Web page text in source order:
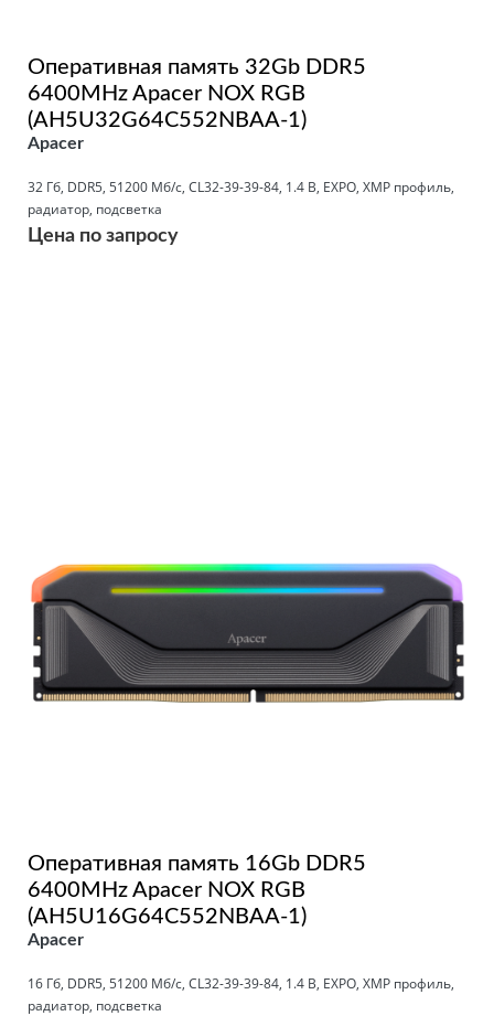
Оперативная память 32Gb DDR5
6400MHz Apacer NOX RGB
(AH5U32G64C552NBAA-1)
Apacer
32 Гб, DDR5, 51200 Мб/с, CL32-39-39-84, 1.4 В, EXPO, XMP профиль,
радиатор, подсветка
Цена по запросу
Оперативная память 16Gb DDR5
6400MHz Apacer NOX RGB
(AH5U16G64C552NBAA-1)
Apacer
16 Гб, DDR5, 51200 Мб/с, CL32-39-39-84, 1.4 В, EXPO, XMP профиль,
радиатор, подсветка